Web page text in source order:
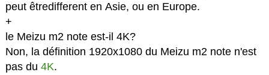
peut êtredifferent en Asie, ou en Europe.
+
le Meizu m2 note est-il 4K?
Non, la définition 1920x1080 du Meizu m2 note n'est
pas du 4K.